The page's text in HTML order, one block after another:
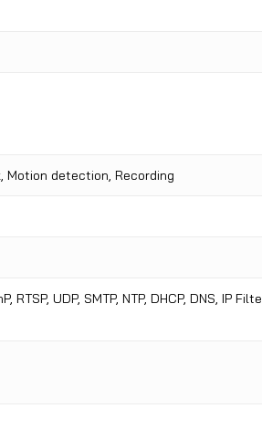
Motion detection, Recording
RTSP, UDP, SMTP, NTP, DHCP, DNS, IP